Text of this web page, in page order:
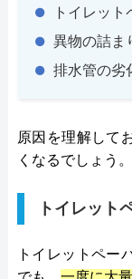
トイレット
異物の詰ま
排水管の劣
原因を理解して
くなるでしょう。
トイレット
トイレットペー